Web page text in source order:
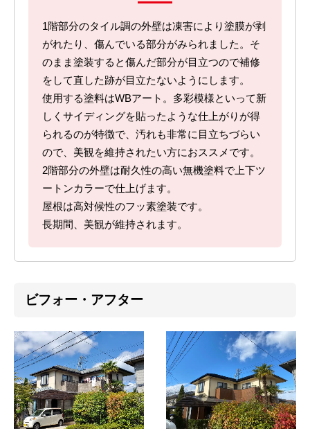
1階部分のタイル調の外壁は凍害により塗膜が剥
がれたり、傷んでいる部分がみられました。そ
のまま塗装すると傷んだ部分が目立つので補修
をして直した跡が目立たないようにします。
使用する塗料はWBアート。多彩模様といって新
しくサイディングを貼ったような仕上がりが得
られるのが特徴で、汚れも非常に目立ちづらい
ので、美観を維持されたい方におススメです。
2階部分の外壁は耐久性の高い無機塗料で上下ツ
ートンカラーで仕上げます。
屋根は高対候性のフッ素塗装です。
長期間、美観が維持されます。
ビフォー・アフター